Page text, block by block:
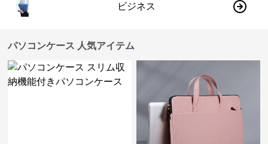
ビジネス
パソコンケース 人気アイテム